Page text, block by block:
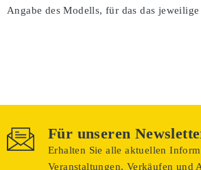
Angabe des Modells, für das das
Für unseren
Erhalten Sie alle aktuellen
Veranstaltungen, Verkäufen und